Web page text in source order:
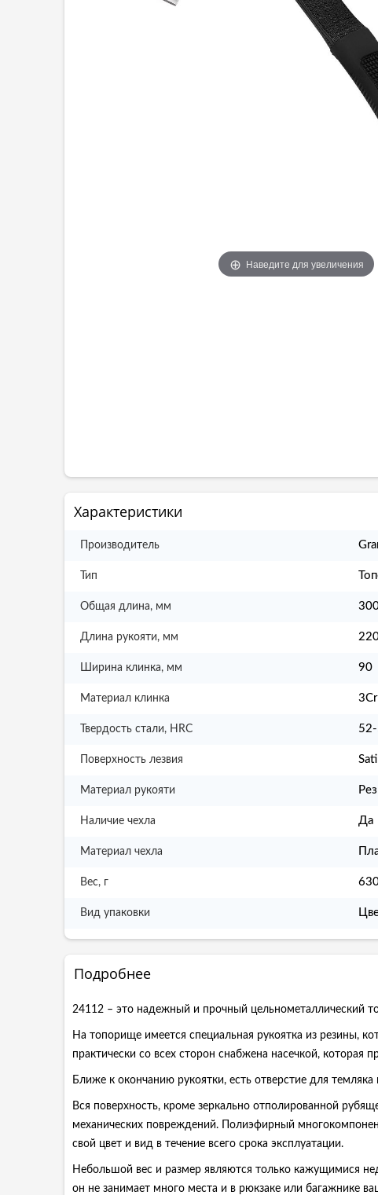
Наведите для увеличения
Характеристики
Производитель
Тип
Общая длина, мм
Длина рукояти, мм
Ширина клинка, мм 90
Материал клинка
Твердость стали, HRC
Поверхность лезвия
Материал рукояти
Наличие чехла Да
Материал чехла
Вес, г
Вид упаковки
Подробнее
24112 – это надежный и прочный цельнометаллический
На топорище имеется специальная рукоятка из резины,
практически со всех сторон снабжена насечкой,
Ближе к окончанию рукоятки, есть отверстие для
Вся поверхность, кроме зеркально отполированной
механических повреждений. Полиэфирный
свой цвет и вид в течение всего срока эксплуатации.
Небольшой вес и размер являются только кажущимися
он не занимает много места и в рюкзаке или багажнике